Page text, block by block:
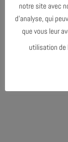
UEO
notre site avec
d’analyse, qui
que vous leur
utilisation de